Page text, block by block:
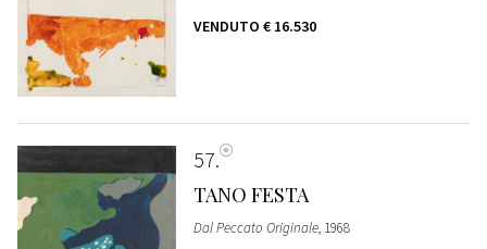
VENDUTO € 16.530
57
TANO FESTA
Dal Peccato Originale, 1968